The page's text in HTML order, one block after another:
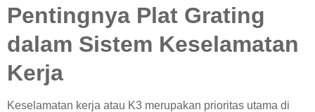
Pentingnya Plat Grating
dalam Sistem Keselamatan
Kerja
Keselamatan kerja atau K3 merupakan prioritas utama di